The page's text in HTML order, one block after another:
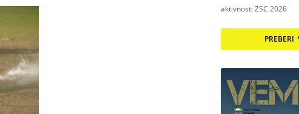
aktivnosti ZSC 2026
PREBERI